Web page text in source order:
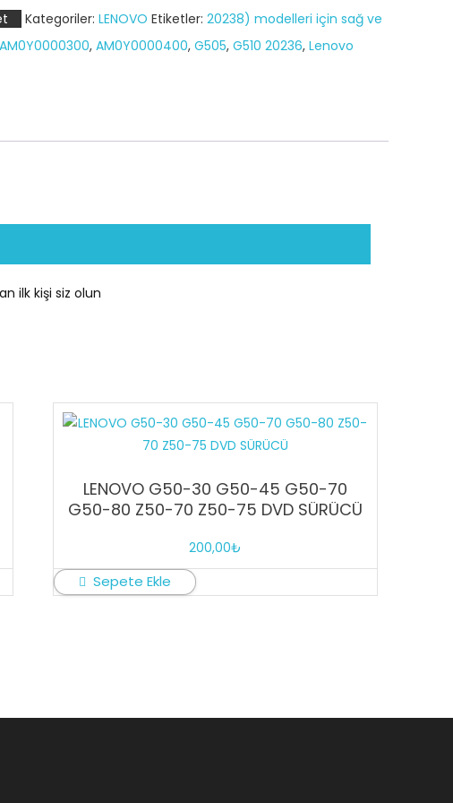
Kategoriler: LENOVO Etiketler: 20238) modelleri için sağ ve
AM0Y0000300, AM0Y0000400, G505, G510 20236, Lenovo
ilk kişi siz olun
LENOVO G50-30 G50-45 G50-70
G50-80 Z50-70 Z50-75 DVD SÜRÜCÜ
200,00₺
Sepete Ekle